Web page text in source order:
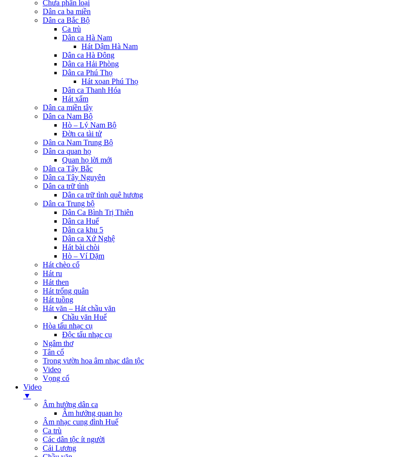
Chưa phân loại
Dân ca ba miền
Dân ca Bắc Bộ
Ca trù
Dân ca Hà Nam
Hát Dậm Hà Nam
Dân ca Hà Đông
Dân ca Hải Phòng
Dân ca Phú Thọ
Hát xoan Phú Thọ
Dân ca Thanh Hóa
Hát xẩm
Dân ca miền tây
Dân ca Nam Bộ
Hò – Lý Nam Bộ
Đờn ca tài tử
Dân ca Nam Trung Bộ
Dân ca quan họ
Quan họ lời mới
Dân ca Tây Bắc
Dân ca Tây Nguyên
Dân ca trữ tình
Dân ca trữ tình quê hương
Dân ca Trung bộ
Dân Ca Bình Trị Thiên
Dân ca Huế
Dân ca khu 5
Dân ca Xứ Nghệ
Hát bài chòi
Hò – Ví Dặm
Hát chèo cổ
Hát ru
Hát then
Hát trống quân
Hát tuồng
Hát văn – Hát chầu văn
Chầu văn Huế
Hòa tấu nhạc cụ
Độc tấu nhạc cụ
Ngâm thơ
Tân cổ
Trong vườn hoa âm nhạc dân tộc
Video
Vọng cổ
Video
▼
Âm hưởng dân ca
Âm hưởng quan họ
Âm nhạc cung đình Huế
Ca trù
Các dân tộc ít người
Cải Lương